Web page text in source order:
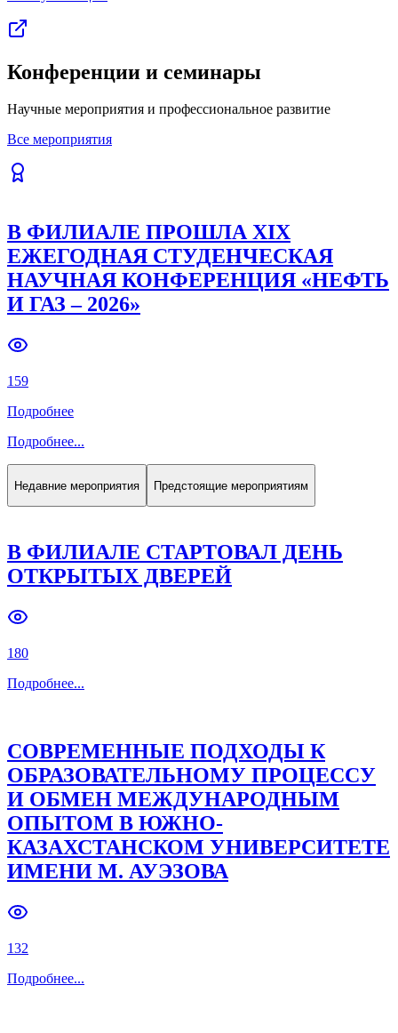
Previous slide Next slide
Конференции и семинары
Научные мероприятия и профессиональное развитие
Все мероприятия
В ФИЛИАЛЕ ПРОШЛА XIX
ЕЖЕГОДНАЯ СТУДЕНЧЕСКАЯ
НАУЧНАЯ КОНФЕРЕНЦИЯ «НЕФТЬ
И ГАЗ – 2026»
159
Подробнее
Подробнее...
Недавние мероприятия Предстоящие мероприятиям
В ФИЛИАЛЕ СТАРТОВАЛ ДЕНЬ
ОТКРЫТЫХ ДВЕРЕЙ
180
Подробнее...
СОВРЕМЕННЫЕ ПОДХОДЫ К
ОБРАЗОВАТЕЛЬНОМУ ПРОЦЕССУ
И ОБМЕН МЕЖДУНАРОДНЫМ
ОПЫТОМ В ЮЖНО-
КАЗАХСТАНСКОМ УНИВЕРСИТЕТЕ
ИМЕНИ М. АУЭЗОВА
132
Подробнее...